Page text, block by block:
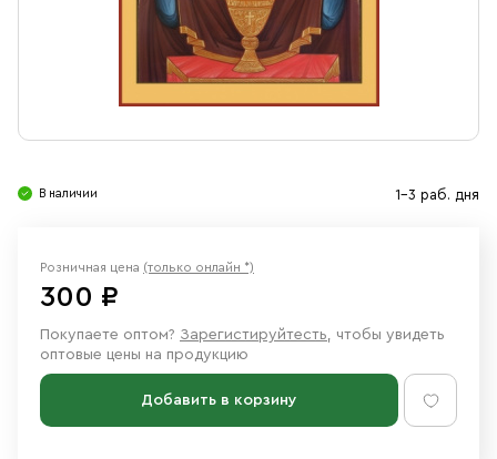
Ювелирные изделия
В наличии 1-3 раб. дня
Розничная цена (только онлайн *)
300 ₽
Покупаете оптом? Зарегистируйтесть, чтобы увидеть
оптовые цены на продукцию
Добавить в корзину